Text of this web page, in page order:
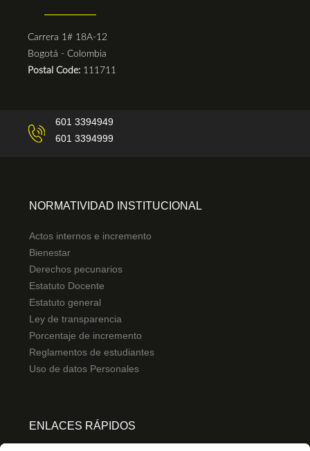
Carrera 1# 18A-12
Bogotá - Colombia
Postal Code: 111711
601 3394949
601 3394999
NORMATIVIDAD INSTITUCIONAL
Actos internos e incremento
Bienestar
Derechos pecunarios
Estatuto Docente
Estatuto general
Ley de transparencia
Porcentaje de incremento
Reglamentos de estudiantes
Uso de datos Personales
ENLACES RÁPIDOS